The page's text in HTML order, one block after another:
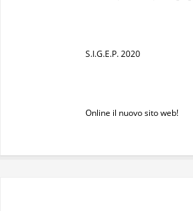
S.I.G.E.P. 2020
Online il nuovo sito web!